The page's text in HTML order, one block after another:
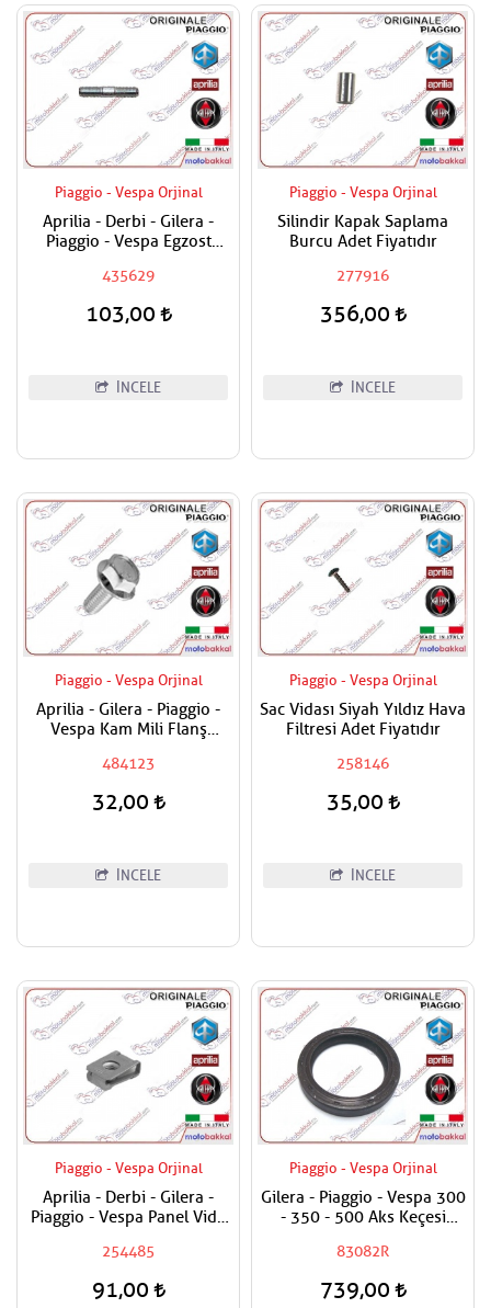
Piaggio - Vespa Orjinal
Aprilia - Derbi - Gilera -
Piaggio - Vespa Egzost
Fiyatıdır
435629
103,00
İNCELE
Piaggio - Vespa Orjinal
Silindir Kapak Saplama
Burcu Adet Fiyatıdır
277916
356,00
İNCELE
Piaggio - Vespa Orjinal
Aprilia - Gilera - Piaggio -
Vespa Kam Mili Flanş
484123
32,00
İNCELE
Piaggio - Vespa Orjinal
Sac Vidası Siyah Yıldız Hava
Filtresi Adet Fiyatıdır
258146
35,00
İNCELE
Piaggio - Vespa Orjinal
Aprilia - Derbi - Gilera -
Piaggio - Vespa Panel Vida
254485
91,00
Piaggio - Vespa Orjinal
Gilera - Piaggio - Vespa 300
- 350 - 500 Aks Keçesi
83082R
739,00